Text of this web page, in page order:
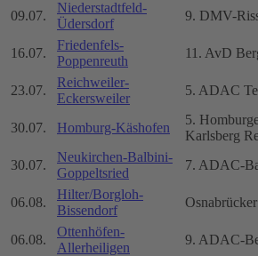
09.07.
Niederstadtfeld-
Üdersdorf
9. DMV-
16.07.
Friedenfels-
Poppenreuth
11. AvD
23.07.
Reichweiler-
Eckersweiler
5. ADAC
30.07. Homburg-Käshofen
5.
Karlsberg
30.07.
Neukirchen-Balbini-
Goppeltsried
7. ADAC-
06.08.
Hilter/Borgloh-
Bissendorf
06.08.
Ottenhöfen-
Allerheiligen
9. ADAC-